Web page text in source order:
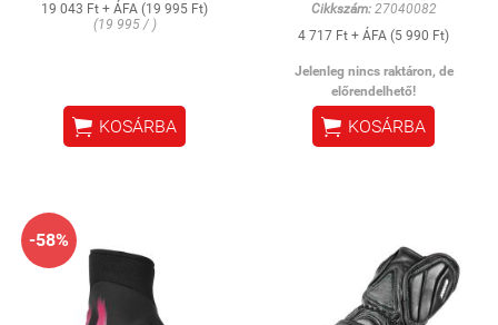
19 043 Ft + ÁFA (19 995 Ft)
(19 995 / )
 KOSÁRBA
Cikkszám:27040082
4 717 Ft + ÁFA (5 990 Ft)
Jelenleg nincs raktáron, de
előrendelhető!
 KOSÁRBA
-58%